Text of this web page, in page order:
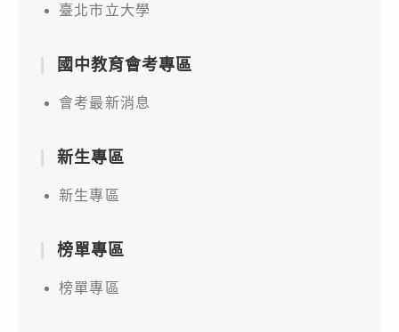
臺北市立大學
國中教育會考專區
會考最新消息
新生專區
新生專區
榜單專區
榜單專區